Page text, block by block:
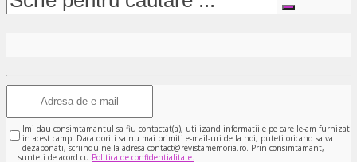
Imi dau consimtamantul sa fiu contactat(a), utilizand informatiile pe care le-am furnizat
in acest camp. Daca doriti sa nu mai primiti e-mail-uri de la noi, puteti oricand sa va
dezabonati, scriindu-ne la adresa contact@revistamemoria.ro. Prin consimtamant,
sunteti de acord cu Politica de confidentialitate.